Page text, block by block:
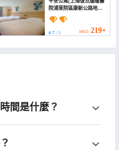
院浦東院區康新公路地鐵
站店) (Ping'an
Apartment (Shanghai
Fudan Cancer Hospital
Pudong Branch
4.7/ 5 HKD 219+
間是什麼？